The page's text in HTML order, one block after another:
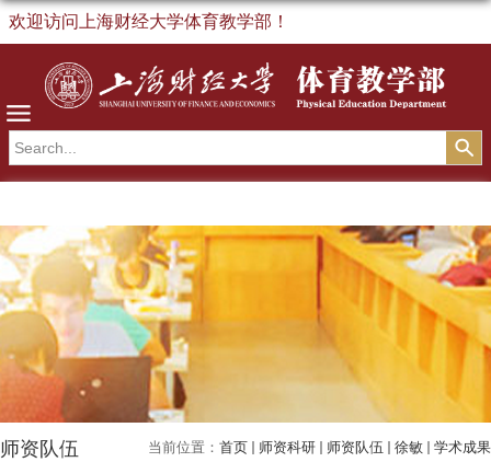
欢迎访问上海财经大学体育教学部！
当前位置： 首页 师资科研 师资队伍 徐敏 学术成果
师资队伍